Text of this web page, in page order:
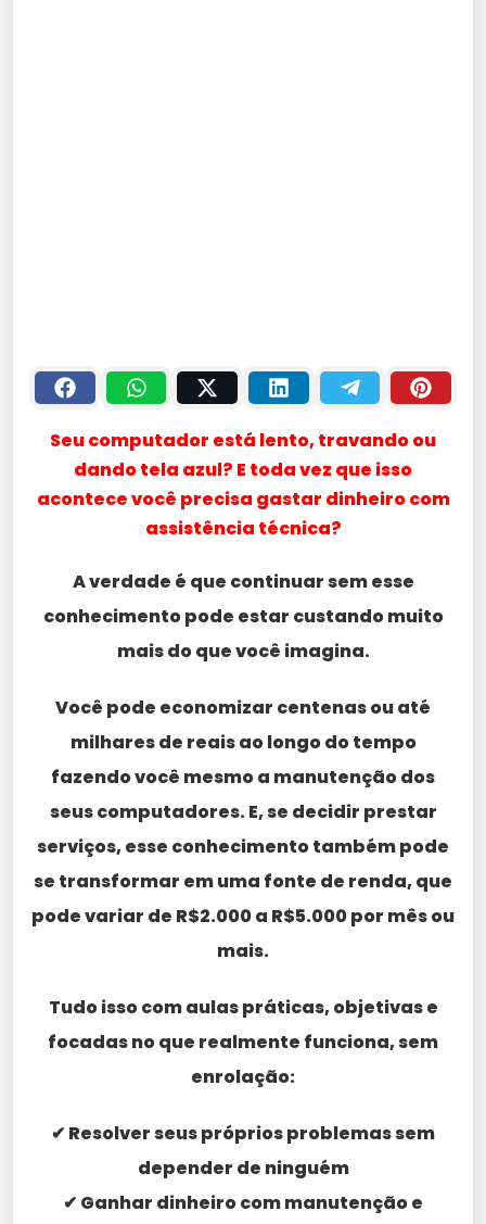
Seu computador está lento, travando ou
dando tela azul? E toda vez que isso
acontece você precisa gastar dinheiro com
assistência técnica?
A verdade é que continuar sem esse
conhecimento pode estar custando muito
mais do que você imagina.
Você pode economizar centenas ou até
milhares de reais ao longo do tempo
fazendo você mesmo a manutenção dos
seus computadores. E, se decidir prestar
serviços, esse conhecimento também pode
se transformar em uma fonte de renda, que
pode variar de R$2.000 a R$5.000 por mês ou
mais.
Tudo isso com aulas práticas, objetivas e
focadas no que realmente funciona, sem
enrolação:
✔ Resolver seus próprios problemas sem
depender de ninguém
✔ Ganhar dinheiro com manutenção e